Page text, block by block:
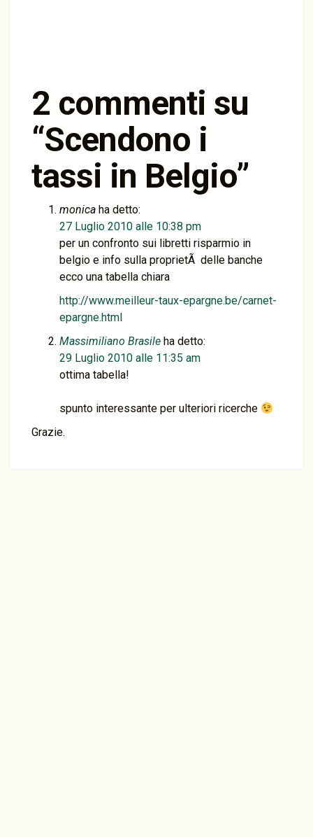
2 commenti su
“Scendono i
tassi in Belgio”
monica ha detto:
27 Luglio 2010 alle 10:38 pm
per un confronto sui libretti risparmio in
belgio e info sulla proprietÃ delle banche
ecco una tabella chiara
http://www.meilleur-taux-epargne.be/carnet-
epargne.html
Massimiliano Brasile ha detto:
29 Luglio 2010 alle 11:35 am
ottima tabella!
spunto interessante per ulteriori ricerche
Grazie.